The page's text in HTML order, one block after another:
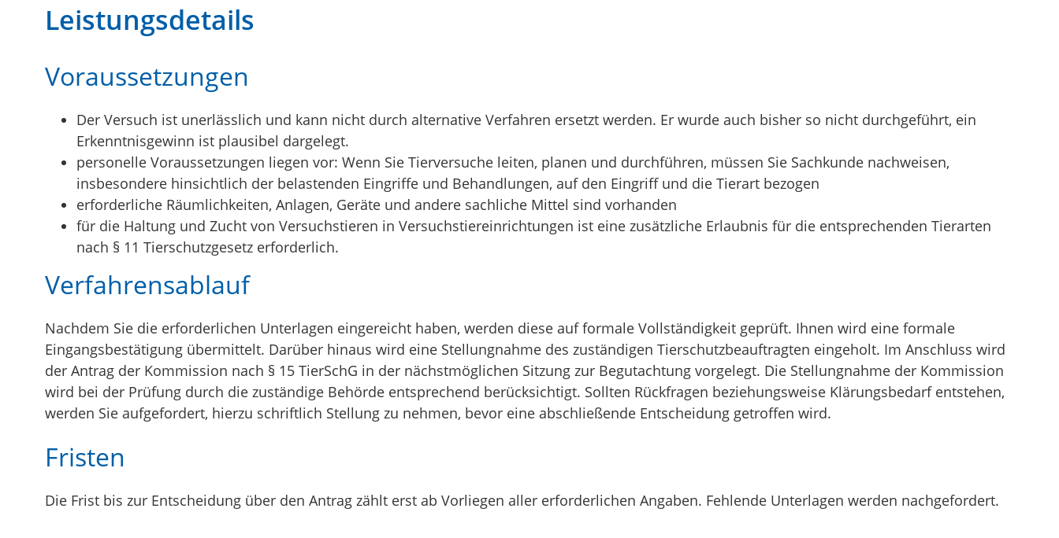
Leistungsdetails
Voraussetzungen
Der Versuch ist unerlässlich und kann nicht durch alternative Verfahren ersetzt werden. Er wurde auch bisher so nicht durchgeführt, ein
Erkenntnisgewinn ist plausibel dargelegt.
personelle Voraussetzungen liegen vor: Wenn Sie Tierversuche leiten, planen und durchführen, müssen Sie Sachkunde nachweisen,
insbesondere hinsichtlich der belastenden Eingriffe und Behandlungen, auf den Eingriff und die Tierart bezogen
erforderliche Räumlichkeiten, Anlagen, Geräte und andere sachliche Mittel sind vorhanden
für die Haltung und Zucht von Versuchstieren in Versuchstiereinrichtungen ist eine zusätzliche Erlaubnis für die entsprechenden Tierarten
nach § 11 Tierschutzgesetz erforderlich.
Verfahrensablauf
Nachdem Sie die erforderlichen Unterlagen eingereicht haben, werden diese auf formale Vollständigkeit geprüft. Ihnen wird eine formale
Eingangsbestätigung übermittelt. Darüber hinaus wird eine Stellungnahme des zuständigen Tierschutzbeauftragten eingeholt. Im Anschluss wird
der Antrag der Kommission nach § 15 TierSchG in der nächstmöglichen Sitzung zur Begutachtung vorgelegt. Die Stellungnahme der Kommission
wird bei der Prüfung durch die zuständige Behörde entsprechend berücksichtigt. Sollten Rückfragen beziehungsweise Klärungsbedarf entstehen,
werden Sie aufgefordert, hierzu schriftlich Stellung zu nehmen, bevor eine abschließende Entscheidung getroffen wird.
Fristen
Die Frist bis zur Entscheidung über den Antrag zählt erst ab Vorliegen aller erforderlichen Angaben. Fehlende Unterlagen werden nachgefordert.